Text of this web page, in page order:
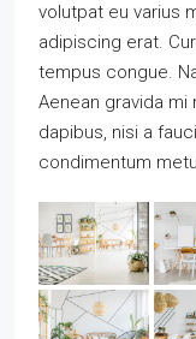
volutpat eu varius
adipiscing erat.
tempus congue.
Aenean gravida
dapibus, nisi a
condimentum